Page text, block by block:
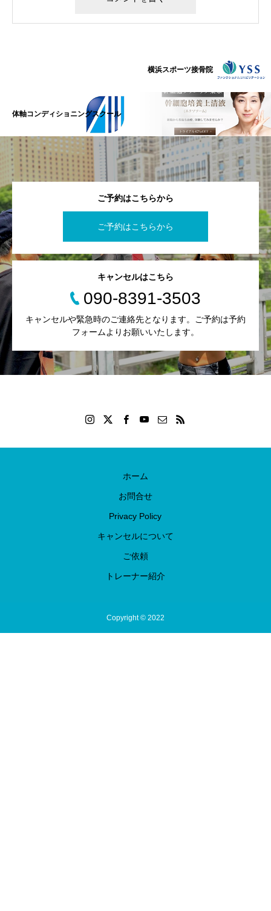
横浜スポーツ接骨院
体軸コンディショニングスクール
ご予約はこちらから
ご予約はこちらから
キャンセルはこちら
090-8391-3503
キャンセルや緊急時のご連絡先となります。ご予約は予約
フォームよりお願いいたします。
ホーム
お問合せ
Privacy Policy
キャンセルについて
ご依頼
トレーナー紹介
Copyright © 2022